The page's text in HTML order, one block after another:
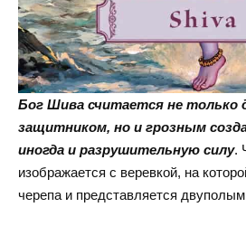
Бог Шива считается не только
защитником, но и грозным
иногда и разрушительную силу.
изображается с веревкой, на
черепа и представляется